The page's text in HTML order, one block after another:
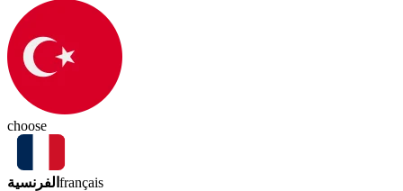
choose
الفرنسية français